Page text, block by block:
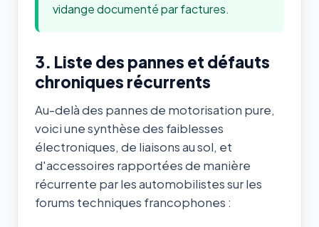
vidange documenté par factures.
3. Liste des pannes et défauts
chroniques récurrents
Au-delà des pannes de motorisation pure,
voici une synthèse des faiblesses
électroniques, de liaisons au sol, et
d'accessoires rapportées de manière
récurrente par les automobilistes sur les
forums techniques francophones :